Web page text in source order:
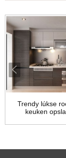
Trendy lúkse
keuken